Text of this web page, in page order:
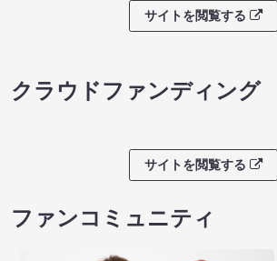
サイトを閲覧する
クラウドファンディング
サイトを閲覧する
ファンコミュニティ